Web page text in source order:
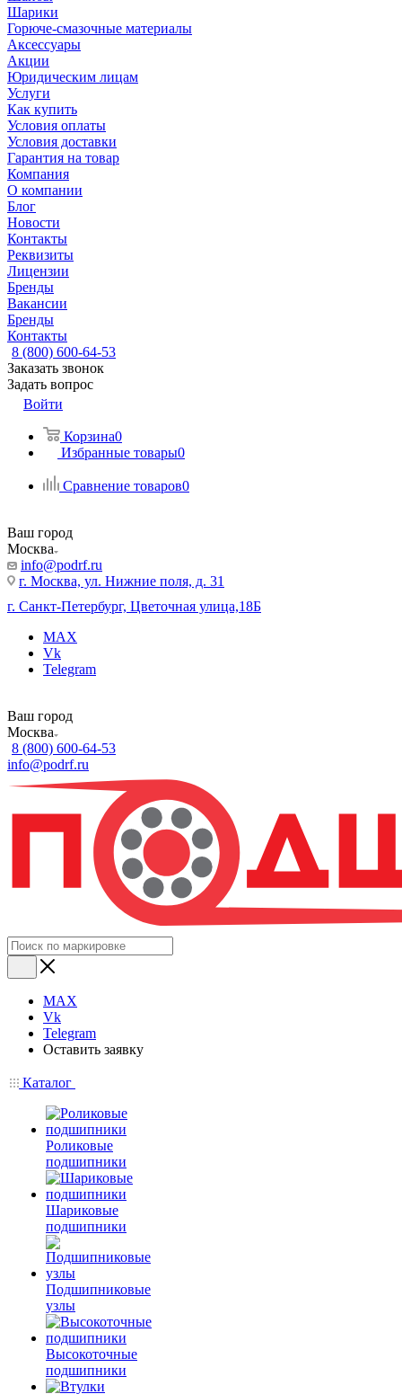
Шарики
Горюче-смазочные материалы
Аксессуары
Акции
Юридическим лицам
Услуги
Как купить
Условия оплаты
Условия доставки
Гарантия на товар
Компания
О компании
Блог
Новости
Контакты
Реквизиты
Лицензии
Бренды
Вакансии
Бренды
Контакты
8 (800) 600-64-53
Заказать звонок
Задать вопрос
Войти
Корзина0
Избранные товары0
Сравнение товаров0
Ваш город
Москва
info@podrf.ru
г. Москва, ул. Нижние поля, д. 31
г. Санкт-Петербург, Цветочная улица,18Б
MAX
Vk
Telegram
Ваш город
Москва
8 (800) 600-64-53
info@podrf.ru
MAX
Vk
Telegram
Оставить заявку
Каталог
Роликовые
подшипники
Шариковые
подшипники
Подшипниковые
узлы
Высокоточные
подшипники